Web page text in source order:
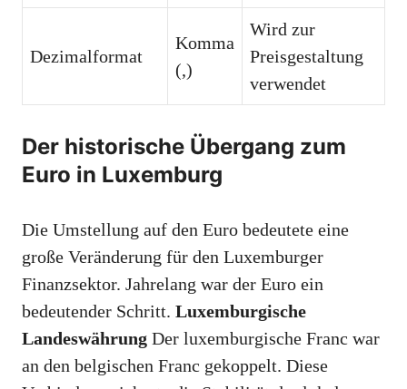
Dezimalformat
Komma
(,)
Wird zur
Preisgestaltung
verwendet
Der historische Übergang zum
Euro in Luxemburg
Die Umstellung auf den Euro bedeutete eine
große Veränderung für den Luxemburger
Finanzsektor. Jahrelang war der Euro ein
bedeutender Schritt. Luxemburgische
Landeswährung Der luxemburgische Franc war
an den belgischen Franc gekoppelt. Diese